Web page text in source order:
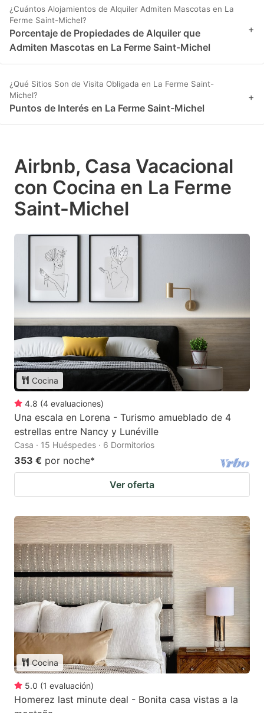
¿Cuántos Alojamientos de Alquiler Admiten Mascotas en La
Ferme Saint-Michel?
Porcentaje de Propiedades de Alquiler que
Admiten Mascotas en La Ferme Saint-Michel
+
¿Qué Sitios Son de Visita Obligada en La Ferme Saint-
Michel?
Puntos de Interés en La Ferme Saint-Michel
+
Airbnb, Casa Vacacional
con Cocina en La Ferme
Saint-Michel
Cocina
4.8 (4 evaluaciones)
Una escala en Lorena - Turismo amueblado de 4
estrellas entre Nancy y Lunéville
Casa · 15 Huéspedes · 6 Dormitorios
353 € por noche*
Ver oferta
Cocina
5.0 (1 evaluación)
Homerez last minute deal - Bonita casa vistas a la